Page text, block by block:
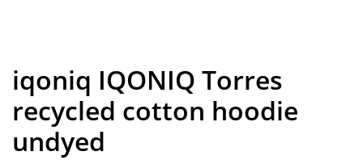
iqoniq IQONIQ Torres
recycled cotton hoodie
undyed